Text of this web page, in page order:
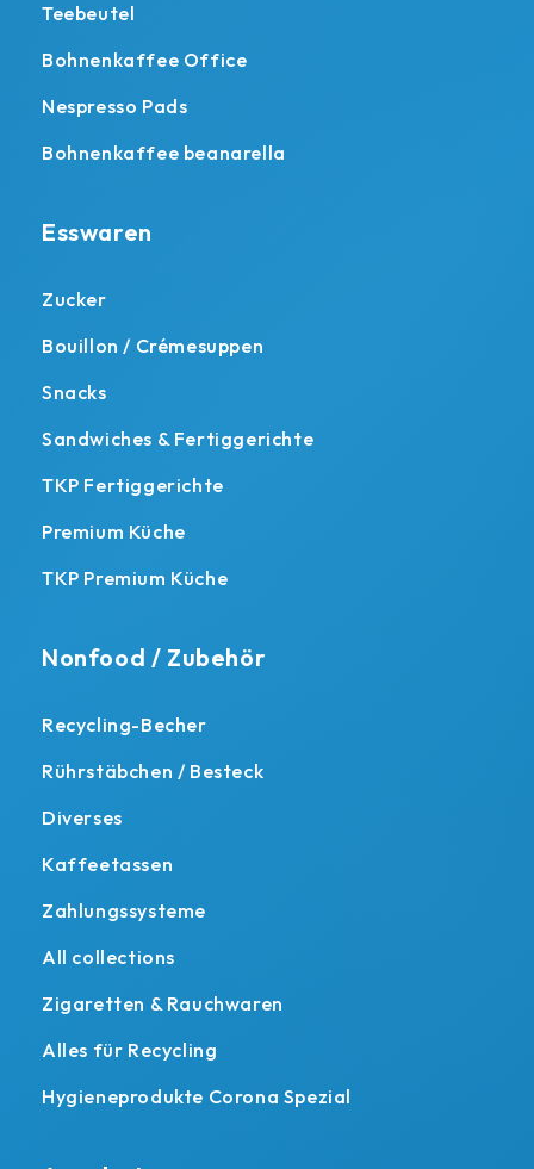
Teebeutel
Bohnenkaffee Office
Nespresso Pads
Bohnenkaffee beanarella
Esswaren
Zucker
Bouillon / Crémesuppen
Snacks
Sandwiches & Fertiggerichte
TKP Fertiggerichte
Premium Küche
TKP Premium Küche
Nonfood / Zubehör
Recycling-Becher
Rührstäbchen / Besteck
Diverses
Kaffeetassen
Zahlungssysteme
All collections
Zigaretten & Rauchwaren
Alles für Recycling
Hygieneprodukte Corona Spezial